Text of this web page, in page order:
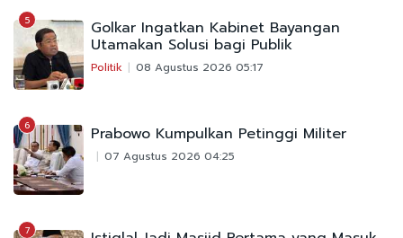
5 Golkar Ingatkan Kabinet Bayangan
Utamakan Solusi bagi Publik
Politik 08 Agustus 2026 05:17
6 Prabowo Kumpulkan Petinggi Militer
07 Agustus 2026 04:25
7